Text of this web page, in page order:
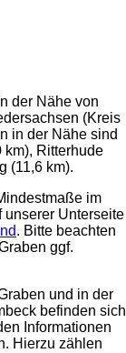
der Nähe von
(Kreis
in der Nähe sind
km), Ritterhude
(11,6 km).
im
unserer Unterseite
. Bitte beachten
ggf.
und in der
befinden sich
Informationen
Hierzu zählen